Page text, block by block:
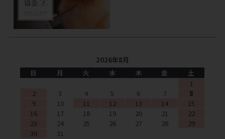
2026年8月
日
月 火 水 木 金
土
1
2
3 4 5 6 7
8
9
10 11 12 13 14
15
16
17 18 19 20 21
22
23
24 25 26 27 28
29
30
31